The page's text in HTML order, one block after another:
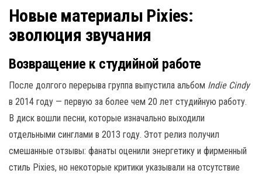
Новые материалы Pixies:
эволюция звучания
Возвращение к студийной работе
После долгого перерыва группа выпустила альбом Indie Cindy
в 2014 году — первую за более чем 20 лет студийную работу.
В диск вошли песни, которые изначально выходили
отдельными синглами в 2013 году. Этот релиз получил
смешанные отзывы: фанаты оценили энергетику и фирменный
стиль Pixies, но некоторые критики указывали на отсутствие